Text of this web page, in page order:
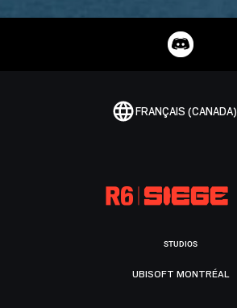
FRANÇAIS (CANADA)
STUDIOS
UBISOFT MONTRÉAL